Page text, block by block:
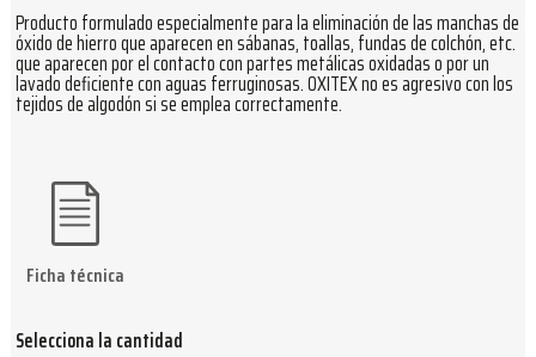
Producto formulado especialmente para la eliminación de las manchas de
óxido de hierro que aparecen en sábanas, toallas, fundas de colchón, etc.
que aparecen por el contacto con partes metálicas oxidadas o por un
lavado deficiente con aguas ferruginosas. OXITEX no es agresivo con los
tejidos de algodón si se emplea correctamente.
Selecciona la cantidad
Ficha técnica